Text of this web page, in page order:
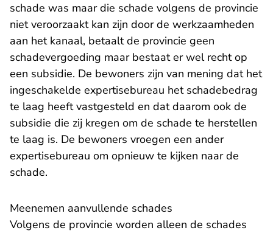
schade was maar die schade volgens de provincie
niet veroorzaakt kan zijn door de werkzaamheden
aan het kanaal, betaalt de provincie geen
schadevergoeding maar bestaat er wel recht op
een subsidie. De bewoners zijn van mening dat het
ingeschakelde expertisebureau het schadebedrag
te laag heeft vastgesteld en dat daarom ook de
subsidie die zij kregen om de schade te herstellen
te laag is. De bewoners vroegen een ander
expertisebureau om opnieuw te kijken naar de
schade.
Meenemen aanvullende schades
Volgens de provincie worden alleen de schades